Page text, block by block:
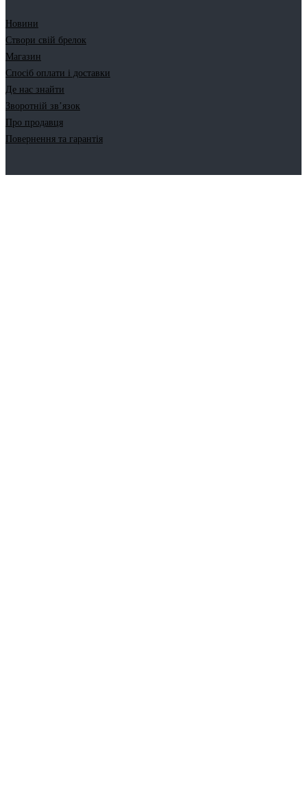
Новини
Створи свій брелок
Магазин
Спосіб оплати і доставки
Де нас знайти
Зворотній зв’язок
Про продавця
Повернення та гарантія